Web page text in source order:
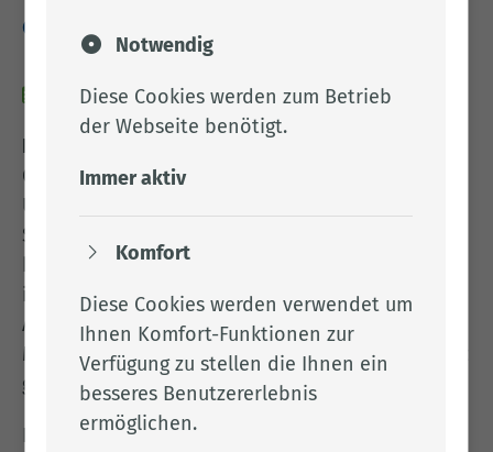
aufgehoben
09.01.2026
Landkreis Cloppenburg.
Cloppenburg bei der Geflügelpest angeordneten
Überwachungszonen im Kreisgebiet werden ab
Samstag (10. Januar, 0.00 Uhr) aufgehoben. Dies
hat der Landkreis Cloppenburg heute (9. Januar)
in einer tierseuchenbehördlichen
Allgemeinverfügung zur Aufhebung angeordneter
Maßnahmen für Überwachungszonen zum Schutz
gegen die aviäre Influenza verfügt.
Da auch die Wiedereinstallungsverbotszonen
Notwendig
Diese Cookies werden zum Betrieb
der Webseite benötigt.
Immer aktiv
Komfort
Diese Cookies werden verwendet um
Ihnen Komfort-Funktionen zur
Verfügung zu stellen die Ihnen ein
besseres Benutzererlebnis
ermöglichen.